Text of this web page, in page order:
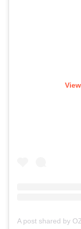
A post shared by